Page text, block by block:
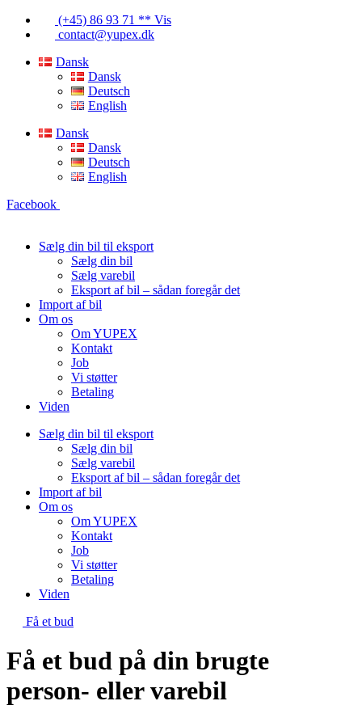
Videre
(+45) 86 93 71 ** Vis
contact@yupex.dk
Dansk
Dansk
Deutsch
English
Dansk
Dansk
Deutsch
English
Facebook
Sælg din bil til eksport
Sælg din bil
Sælg varebil
Eksport af bil – sådan foregår det
Import af bil
Om os
Om YUPEX
Kontakt
Job
Vi støtter
Betaling
Viden
Sælg din bil til eksport
Sælg din bil
Sælg varebil
Eksport af bil – sådan foregår det
Import af bil
Om os
Om YUPEX
Kontakt
Job
Vi støtter
Betaling
Viden
Få et bud
Få et bud på din brugte
person- eller varebil